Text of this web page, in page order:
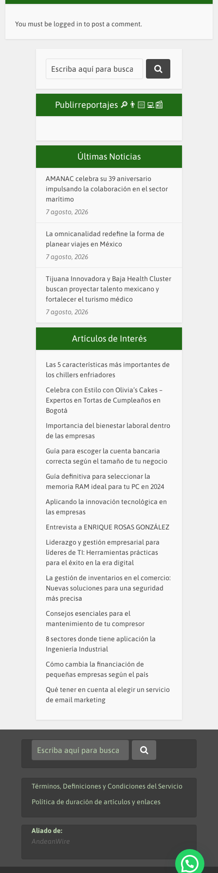
You must be logged in to post a comment.
Publirreportajes 🔎👨🏻‍💻📰
Últimas Noticias
AMANAC celebra su 39 aniversario
impulsando la colaboración en el sector
marítimo
7 agosto, 2026
La omnicanalidad redefine la forma de
planear viajes en México
7 agosto, 2026
Tijuana Innovadora y Baja Health Cluster
buscan proyectar talento mexicano y
fortalecer el turismo médico
7 agosto, 2026
Artículos de Interés
Las 5 características más importantes de
los chillers enfriadores
Celebra con Estilo con Olivia’s Cakes –
Expertos en Tortas de Cumpleaños en
Bogotá
Importancia del bienestar laboral dentro
de las empresas
Guía para escoger la cuenta bancaria
correcta según el tamaño de tu negocio
Guía definitiva para seleccionar la
memoria RAM ideal para tu PC en 2024
Aplicando la innovación tecnológica en
las empresas
Entrevista a ENRIQUE ROSAS GONZÁLEZ
Liderazgo y gestión empresarial para
líderes de TI: Herramientas prácticas
para el éxito en la era digital
La gestión de inventarios en el comercio:
Nuevas soluciones para una seguridad
más precisa
Consejos esenciales para el
mantenimiento de tu compresor
8 sectores donde tiene aplicación la
Ingeniería Industrial
Cómo cambia la financiación de
pequeñas empresas según el país
Qué tener en cuenta al elegir un servicio
de email marketing
Términos, Definiciones y Condiciones del Servicio
Política de duración de artículos y enlaces
Aliado de:
AndeanWire